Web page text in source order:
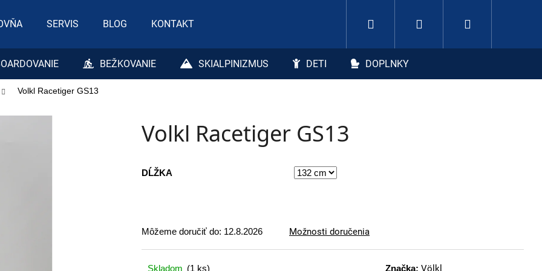
SERVIS BLOG KONTAKT Prihlásenie
BEŽKOVANIE SKIALPINIZMUS DETI DOPLNKY
Volkl Racetiger GS13
Volkl Racetiger GS13
DĹŽKA
Môžeme doručiť do: 12.8.2026 Možnosti doručenia
Skladom (1 ks) Značka: Völkl
potrebujete nájsť?